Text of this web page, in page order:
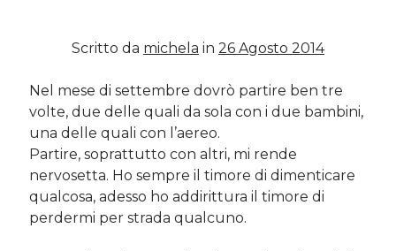
Post più recenti
Le criptovalute secondo me: l’avventura di Eticoin
29 Maggio 2026
TEDx, intercalari e perimenopausa
11 Febbraio 2025
Come ho fatto Educazione Finanziaria nei soggiorni estivi per
bambini e ragazzi
12 Gennaio 2024
Del 2023 e di come la mia famiglia sta affrontando la sclerosi
multipla
Scritto da michela in 26 Agosto 2014
Nel mese di settembre dovrò partire ben tre
volte, due delle quali da sola con i due bambini,
una delle quali con l’aereo.
Partire, soprattutto con altri, mi rende
nervosetta. Ho sempre il timore di dimenticare
qualcosa, adesso ho addirittura il timore di
perdermi per strada qualcuno.